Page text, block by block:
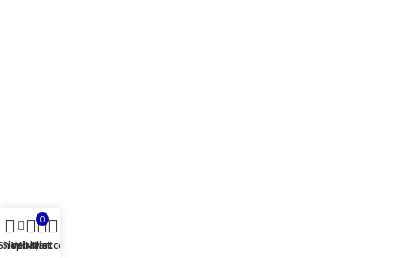
Sidebar
Wishlist
0
Cart
My account